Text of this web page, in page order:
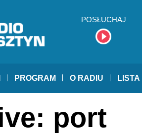
POSŁUCHAJ
PROGRAM O RADIU
port